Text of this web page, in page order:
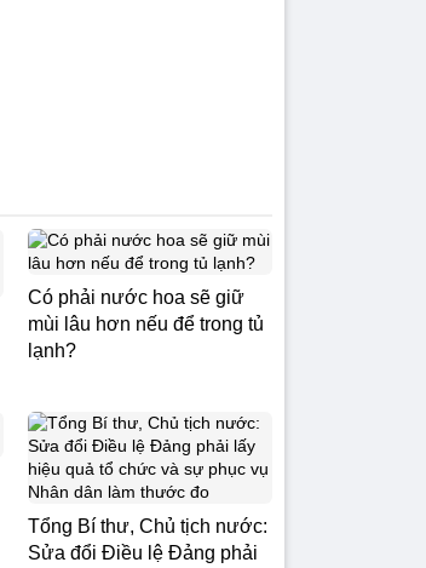
Có phải nước hoa sẽ giữ
mùi lâu hơn nếu để trong tủ
lạnh?
Tổng Bí thư, Chủ tịch nước:
Sửa đổi Điều lệ Đảng phải